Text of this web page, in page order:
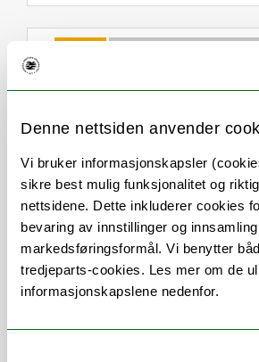
Denne nettsiden anvender
Vi bruker informasjonskapsler
sikre best mulig funksjonalitet og
nettsidene. Dette inkluderer cookies
bevaring av innstillinger og
markedsføringsformål. Vi benytter
tredjeparts-cookies. Les mer om de
informasjonskapslene nedenfor.
Forskning og
Her finner du meg
Stillingsbeskrivelse
Med i forskningsprosjektet
Art and Literature in the
Century